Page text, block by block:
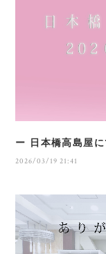
ー 日本橋高島屋
2026/03/19 21:41